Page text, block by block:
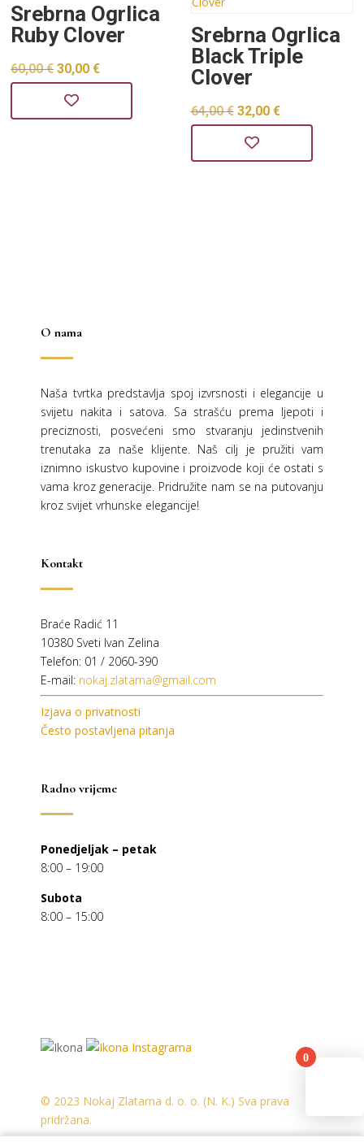
Srebrna Ogrlica
Ruby Clover
60,00€ Izvorna
cijena
bila
30,00€
je:
Srebrna Ogrlica
Black Triple
Clover
64,00€ Izvorna
cijena
bila
32,00 €
je:
O nama
Naša tvrtka predstavlja spoj izvrsnosti i elegancije u
svijetu nakita i satova. Sa strašću prema ljepoti i
preciznosti, posvećeni smo stvaranju jedinstvenih
trenutaka za naše klijente. Naš cilj je pružiti vam
iznimno iskustvo kupovine i proizvode koji će ostati s
vama kroz generacije. Pridružite nam se na putovanju
kroz svijet vrhunske elegancije!
Kontakt
Braće Radić 11
10380 Sveti Ivan Zelina
Telefon: 01 / 2060-390
E-mail: nokaj.zlatarna@gmail.com
Izjava o privatnosti
Često postavljena pitanja
Radno vrijeme
Ponedjeljak – petak
8:00 – 19:00
Subota
8:00 – 15:00
© 2023 Nokaj Zlatarna d. o. o. (N. K.) Sva prava
pridržana.
0